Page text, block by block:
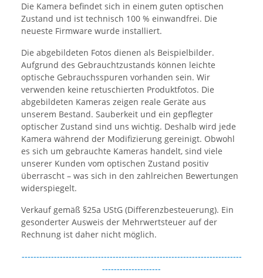
Die Kamera befindet sich in einem guten optischen
Zustand und ist technisch 100 % einwandfrei. Die
neueste Firmware wurde installiert.
Die abgebildeten Fotos dienen als Beispielbilder.
Aufgrund des Gebrauchtzustands können leichte
optische Gebrauchsspuren vorhanden sein. Wir
verwenden keine retuschierten Produktfotos. Die
abgebildeten Kameras zeigen reale Geräte aus
unserem Bestand. Sauberkeit und ein gepflegter
optischer Zustand sind uns wichtig. Deshalb wird jede
Kamera während der Modifizierung gereinigt. Obwohl
es sich um gebrauchte Kameras handelt, sind viele
unserer Kunden vom optischen Zustand positiv
überrascht – was sich in den zahlreichen Bewertungen
widerspiegelt.
Verkauf gemäß §25a UStG (Differenzbesteuerung). Ein
gesonderter Ausweis der Mehrwertsteuer auf der
Rechnung ist daher nicht möglich.
---------------------------------------------------------------------------
--------------------